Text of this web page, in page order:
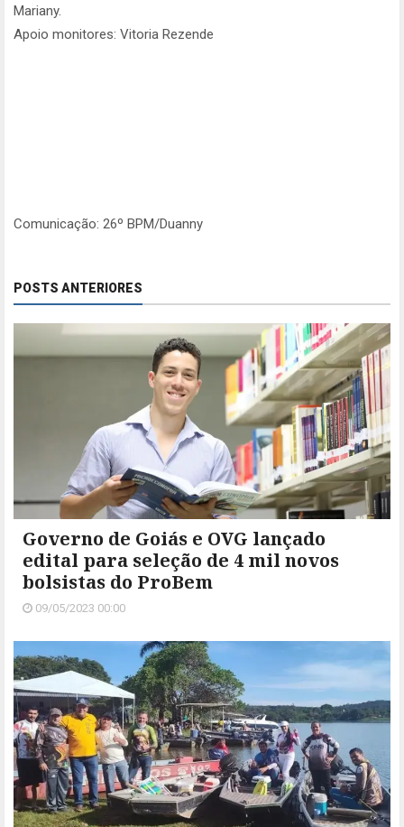
Mariany.
Apoio monitores: Vitoria Rezende
Comunicação: 26º BPM/Duanny
POSTS ANTERIORES
Governo de Goiás e OVG lançado
edital para seleção de 4 mil novos
bolsistas do ProBem
09/05/2023 00:00